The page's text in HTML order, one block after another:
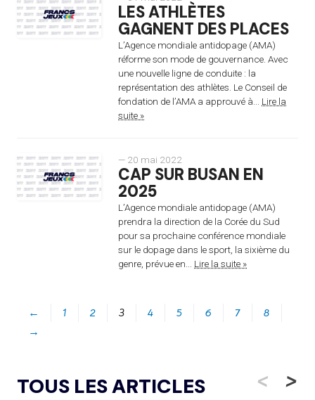
LES ATHLÈTES
GAGNENT DES PLACES
L’Agence mondiale antidopage (AMA)
réforme son mode de gouvernance. Avec
une nouvelle ligne de conduite : la
représentation des athlètes. Le Conseil de
fondation de l’AMA a approuvé à... Lire la
suite »
— 20 mai 2022
CAP SUR BUSAN EN
2025
L’Agence mondiale antidopage (AMA)
prendra la direction de la Corée du Sud
pour sa prochaine conférence mondiale
sur le dopage dans le sport, la sixième du
genre, prévue en... Lire la suite »
← 1 2 3 4 5 6 7
8
→
TOUS LES ARTICLES < >